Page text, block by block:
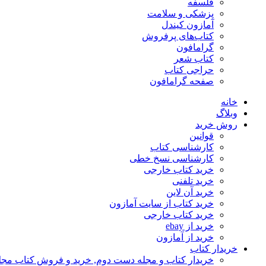
فلسفه
پزشکی و سلامت
آمازون کیندل
کتاب‌های پرفروش
گرامافون
کتاب شعر
حراجی کتاب
صفحه گرامافون
خانه
وبلاگ
روش خرید
قوانین
کارشناسی کتاب
کارشناسی نسخ خطی
خرید کتاب خارجی
خرید تلفنی
خرید آن لاین
خرید کتاب از سایت آمازون
خرید کتاب خارجی
خرید از ebay
خرید از آمازون
خریدار کتاب
خریدار کتاب و مجله دست دوم, خرید و فروش کتاب